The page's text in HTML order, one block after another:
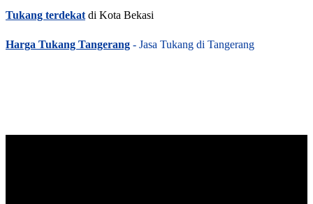
Tukang terdekat di Kota Bekasi
Harga Tukang Tangerang - Jasa Tukang di Tangerang